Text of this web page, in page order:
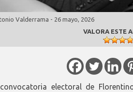
Valderrama - 26 mayo, 2026
VALORA ESTE
electoral de